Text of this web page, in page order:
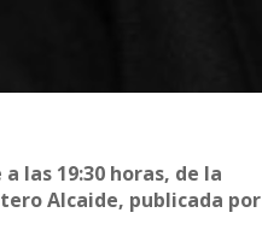
las 19:30 horas, de la
Alcaide, publicada por